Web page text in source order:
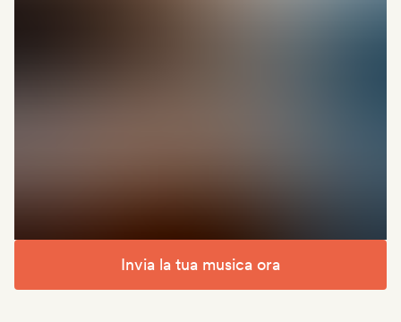
Invia la tua musica ora